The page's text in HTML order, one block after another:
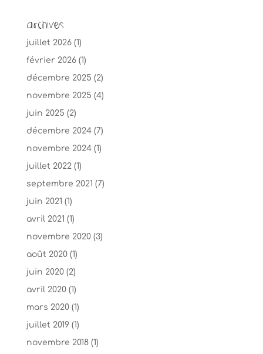
Archives
juillet 2026(1)
février 2026(1)
décembre 2025 (2)
novembre 2025 (4)
juin 2025 (2)
décembre 2024(7)
novembre 2024(1)
juillet 2022(1)
septembre 2021 (7)
juin 2021 (1)
avril 2021 (1)
novembre 2020(3)
août 2020(1)
juin 2020(2)
avril 2020(1)
mars 2020(1)
juillet 2019(1)
novembre 2018(1)